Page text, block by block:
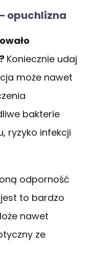
opuchlizna
Koniecznie udaj
może nawet
bakterie
ryzyko infekcji
odporność
to bardzo
nawet
ze